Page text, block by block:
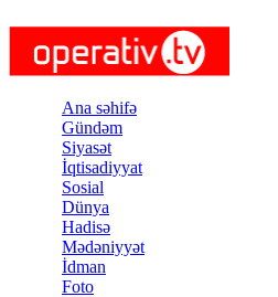
Ana səhifə
Gündəm
Siyasət
İqtisadiyyat
Sosial
Dünya
Hadisə
Mədəniyyət
İdman
Foto